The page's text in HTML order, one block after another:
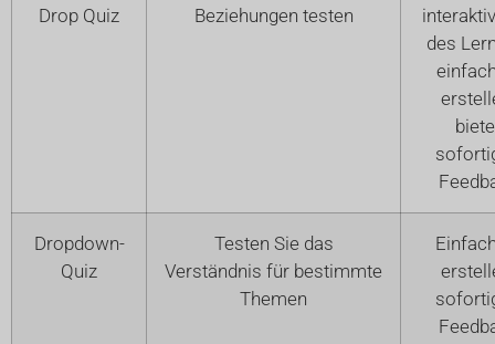
Drop Quiz
Beziehungen testen
des
Dropdown-
Quiz
Testen Sie das
Verständnis für bestimmte
Themen